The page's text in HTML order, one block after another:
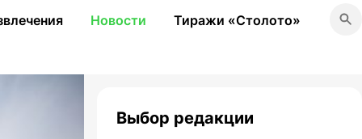
Новости Тиражи «Столото»
Выбор редакции